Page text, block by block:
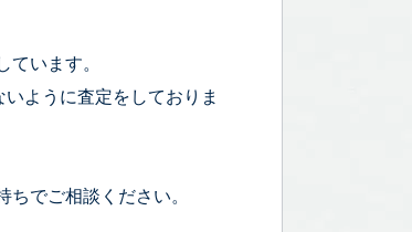
います。
ように査定をしておりま
でご相談ください。